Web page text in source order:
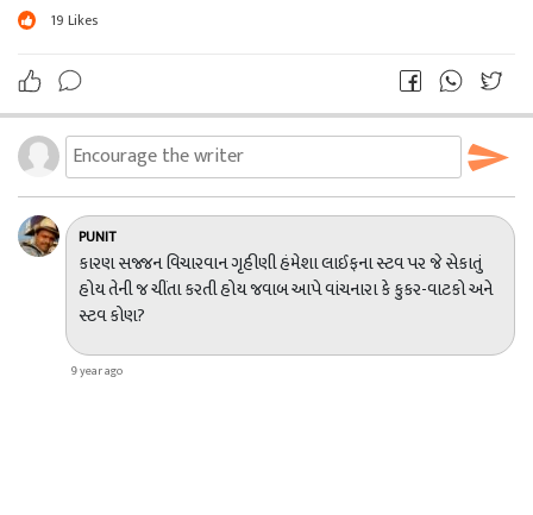
19 Likes
PUNIT
કારણ સજ્જન વિચારવાન ગૃહીણી હંમેશા લાઈફના સ્ટવ પર જે સેકાતું
હોય તેની જ ચીંતા કરતી હોય જવાબ આપે વાંચનારા કે કુકર-વાટકો અને
સ્ટવ કોણ?
9 year ago